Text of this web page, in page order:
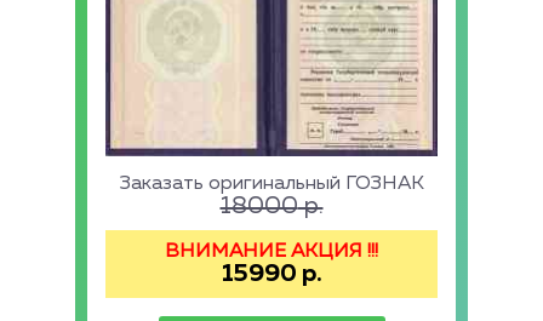
Заказать оригинальный ГОЗНАК
18000р.
ВНИМАНИЕ АКЦИЯ !!!
15990 р.